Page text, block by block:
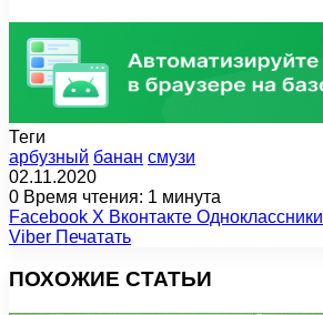
Теги
арбузный банан смузи
02.11.2020
0 Время чтения: 1 минута
Facebook X Вконтакте Одноклассники
Viber Печатать
ПОХОЖИЕ СТАТЬИ